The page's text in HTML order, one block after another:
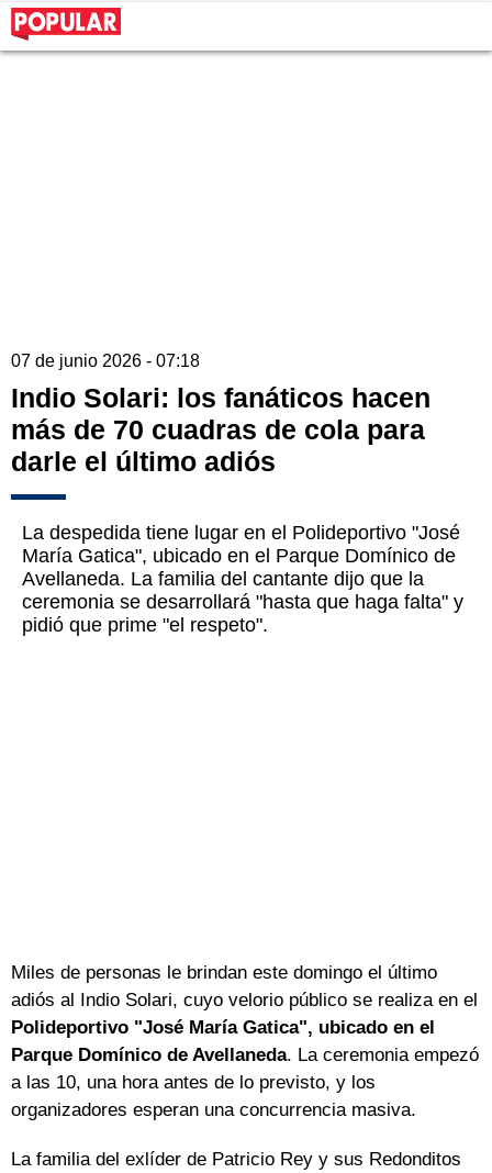
07 de junio 2026 - 07:18
Indio Solari: los fanáticos hacen
más de 70 cuadras de cola para
darle el último adiós
La despedida tiene lugar en el Polideportivo "José
María Gatica", ubicado en el Parque Domínico de
Avellaneda. La familia del cantante dijo que la
ceremonia se desarrollará "hasta que haga falta" y
pidió que prime "el respeto".
Miles de personas le brindan este domingo el último
adiós al Indio Solari, cuyo velorio público se realiza en el
Polideportivo "José María Gatica", ubicado en el
Parque Domínico de Avellaneda. La ceremonia empezó
a las 10, una hora antes de lo previsto, y los
organizadores esperan una concurrencia masiva.
La familia del exlíder de Patricio Rey y sus Redonditos